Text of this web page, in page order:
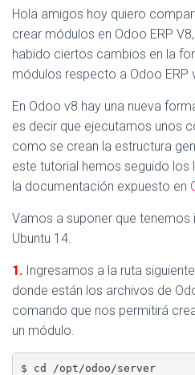
Hola amigos hoy quiero
crear módulos en Odoo ERP
habido ciertos cambios en la
módulos respecto a Odoo ERP
En Odoo v8 hay una nueva
es decir que ejecutamos unos
como se crean la estructura
este tutorial hemos seguido los
la documentación expuesto en
Vamos a suponer que tenemos
Ubuntu 14.
1. Ingresamos a la ruta siguiente
donde están los archivos de
comando que nos permitirá
un módulo.
$ cd /opt/odoo/server